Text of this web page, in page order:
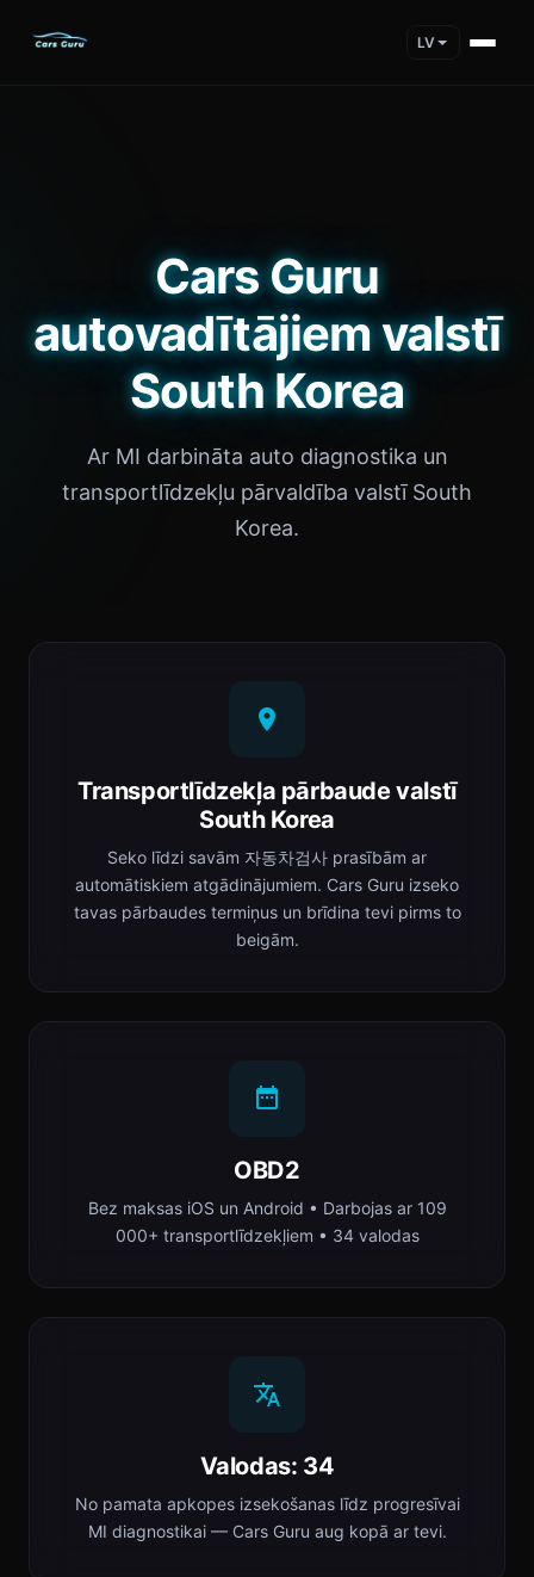
LV
Cars Guru
autovadītājiem valstī
South Korea
Ar MI darbināta auto diagnostika un
transportlīdzekļu pārvaldība valstī South
Korea.
Transportlīdzekļa pārbaude valstī
South Korea
Seko līdzi savām 자동차검사 prasībām ar
automātiskiem atgādinājumiem. Cars Guru izseko
tavas pārbaudes termiņus un brīdina tevi pirms to
beigām.
OBD2
Bez maksas iOS un Android • Darbojas ar 109
000+ transportlīdzekļiem • 34 valodas
Valodas: 34
No pamata apkopes izsekošanas līdz progresīvai
MI diagnostikai — Cars Guru aug kopā ar tevi.